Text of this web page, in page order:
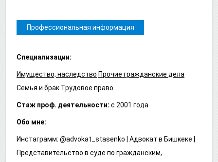
Профессиональная информация
Специализации:
Имущество, наследство Прочие гражданские дела
Семья и брак Трудовое право
Стаж проф. деятельности: с 2001 года
Обо мне:
Инстаграмм: @advokat_stasenko | Адвокат в Бишкеке |
Представительство в суде по гражданским,